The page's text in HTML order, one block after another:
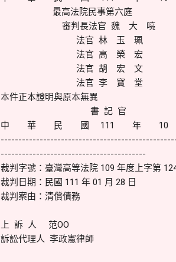
最高法院民事第六庭
審判長法官 魏 大 喨
法官 林 玉 珮
法官 高 榮 宏
法官 胡 宏 文
法官 李 寶 堂
本件正本證明與原本無異
書 記 官
中 華 民 國 111 年
-----------------------------------------
裁判字號：臺灣高等法院 109 年度上字第
裁判日期：民國 111 年 01 月 28 日
裁判案由：清償債務
上 訴 人 范OO
訴訟代理人 李政憲律師